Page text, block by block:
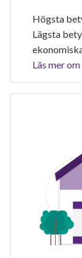
Högsta
Lägsta
Läs mer